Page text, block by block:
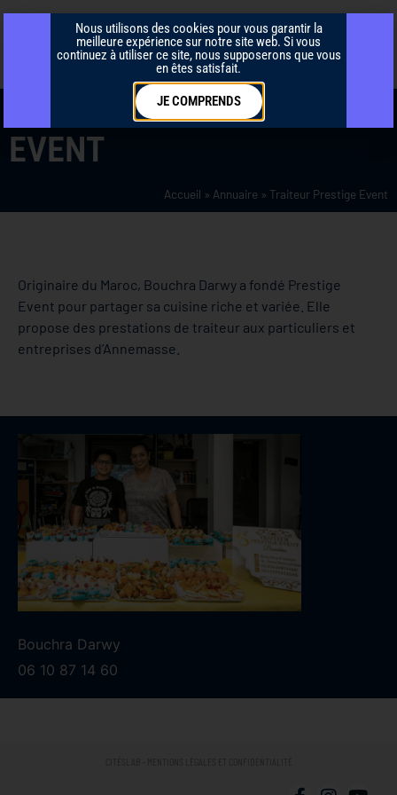
TRAITEUR PRESTIGE
EVENT
Accueil » Annuaire » Traiteur Prestige Event
Originaire du Maroc, Bouchra Darwy a fondé Prestige
Event pour partager sa cuisine riche et variée. Elle
propose des prestations de traiteur aux particuliers et
entreprises d’Annemasse.
Bouchra Darwy
06 10 87 14 60
Nous utilisons des cookies pour vous garantir la
meilleure expérience sur notre site web. Si vous
continuez à utiliser ce site, nous supposerons que vous
en êtes satisfait.
JE COMPRENDS